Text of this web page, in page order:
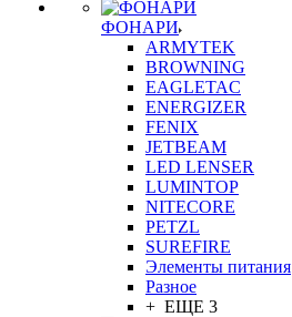
ФОНАРИ
ARMYTEK
BROWNING
EAGLETAC
ENERGIZER
FENIX
JETBEAM
LED LENSER
LUMINTOP
NITECORE
PETZL
SUREFIRE
Элементы питания
Разное
+ ЕЩЕ 3